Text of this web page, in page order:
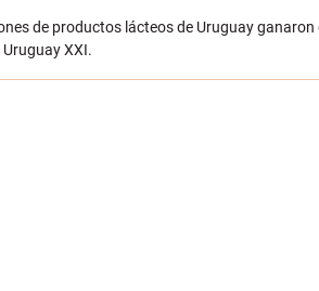
de productos lácteos de Uruguay
XXI.